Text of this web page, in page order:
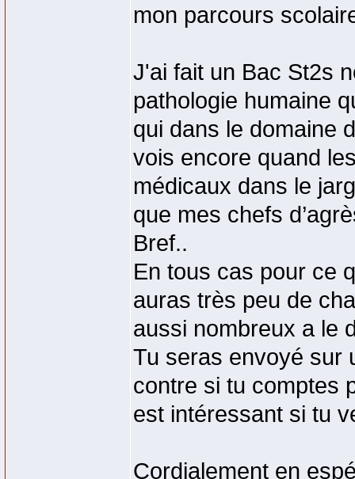
mon parcours
J'ai fait un Bac St2s
pathologie humaine
qui dans le domaine
vois encore quand
médicaux dans le
que mes chefs
Bref..
En tous cas pour ce
auras très peu de
aussi nombreux a le
Tu seras envoyé sur
contre si tu comptes
est intéressant si tu
Cordialement en